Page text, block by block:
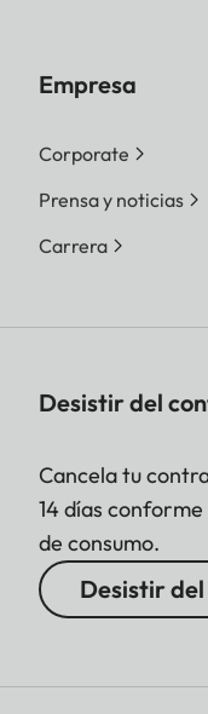
Empresa
Corporate
Prensa y noticias
Carrera
Desistir del
Cancela tu
14 días
de consumo.
Desistir